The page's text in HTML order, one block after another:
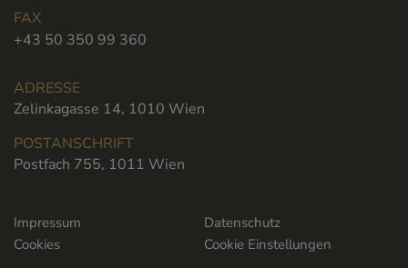
FAX
+43 50 350 99 360
ADRESSE
Zelinkagasse 14, 1010 Wien
POSTANSCHRIFT
Postfach 755, 1011 Wien
Impressum
Datenschutz
Cookies
Cookie Einstellungen